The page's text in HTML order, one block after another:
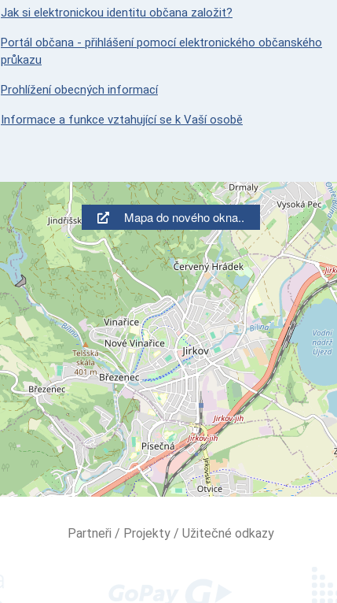
Jak si elektronickou identitu občana založit?
Portál občana - přihlášení pomocí elektronického občanského
průkazu
Prohlížení obecných informací
Informace a funkce vztahující se k Vaší osobě
Partneři / Projekty / Užitečné odkazy